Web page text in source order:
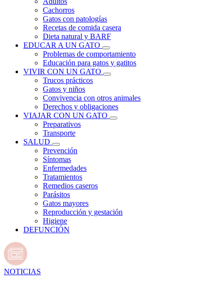
Cachorros
Gatos con patologías
Recetas de comida casera
Dieta natural y BARF
EDUCAR A UN GATO
Problemas de comportamiento
Educación para gatos y gatitos
VIVIR CON UN GATO
Trucos prácticos
Gatos y niños
Convivencia con otros animales
Derechos y obligaciones
VIAJAR CON UN GATO
Preparativos
Transporte
SALUD
Prevención
Síntomas
Enfermedades
Tratamientos
Remedios caseros
Parásitos
Gatos mayores
Reproducción y gestación
Higiene
DEFUNCIÓN
NOTICIAS